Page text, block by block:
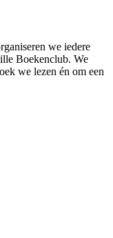
we iedere
Boekenclub. We
we lezen én om een